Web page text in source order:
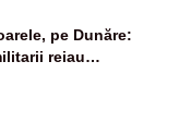
pe Dunăre:
reiau